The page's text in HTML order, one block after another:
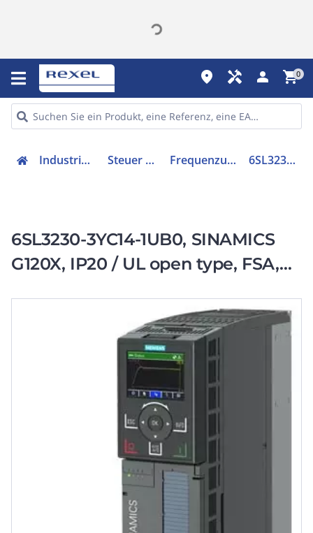
place handyman person shopping_cart0
Industriekomponenten Steuer & Regelgeräte Frequenzumrichter =< 1 kV 6SL32303YC141UB0
6SL3230-3YC14-1UB0, SINAMICS
G120X, IP20 / UL open type, FSA,